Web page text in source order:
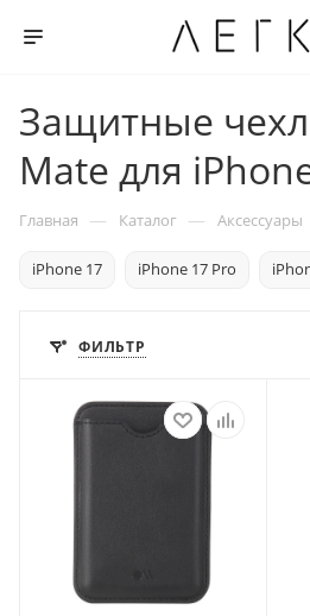
Защитные
Mate для
Главная — Каталог — Аксессуары
iPhone 17 iPhone 17 Pro
ФИЛЬТР